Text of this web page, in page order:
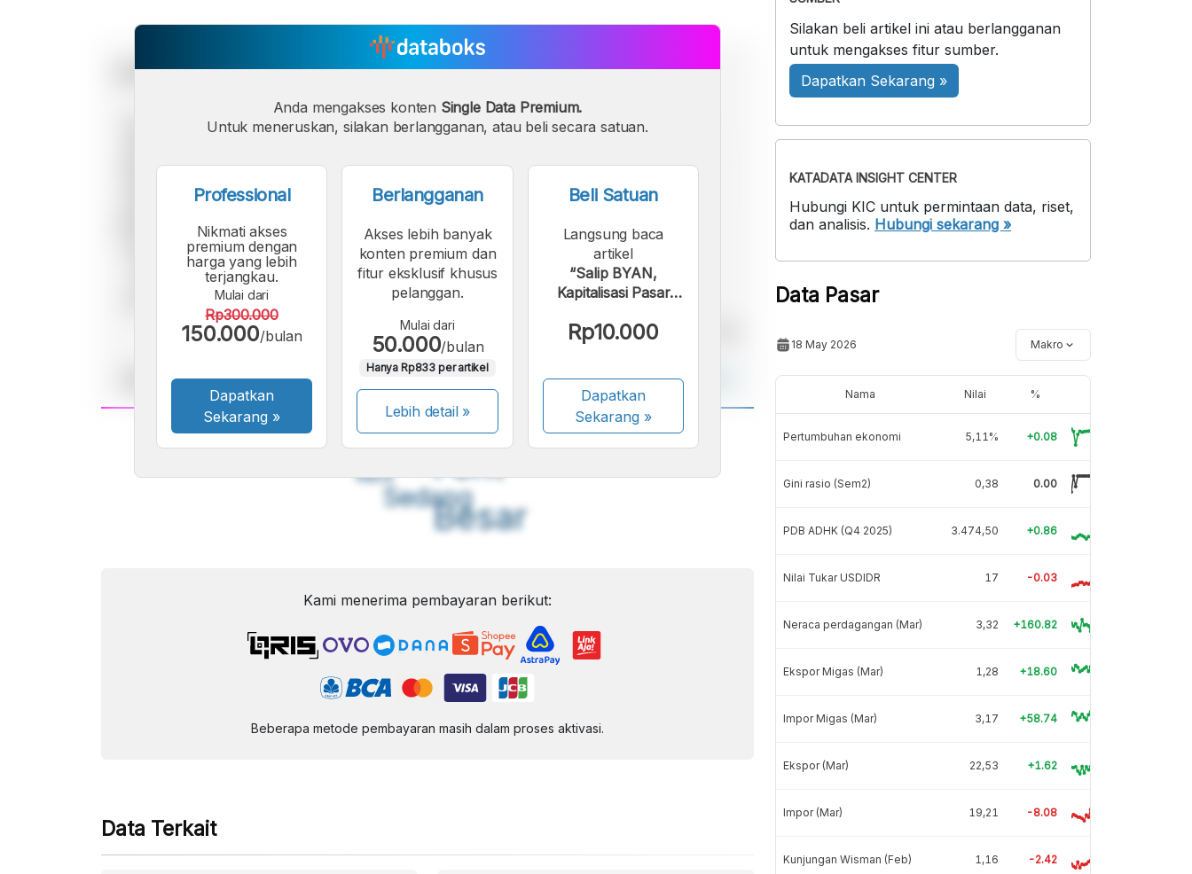
A
Font
Kecil
A
Sedang
A
Besar
Anda mengakses konten Single Data Premium.
Untuk meneruskan, silakan berlangganan, atau beli secara satuan.
Professional
Nikmati akses
premium dengan
harga yang lebih
terjangkau.
Mulai dari
Rp300.000
150.000/bulan
Dapatkan
Sekarang »
Berlangganan
Akses lebih banyak
konten premium dan
fitur eksklusif khusus
pelanggan.
Mulai dari
50.000/bulan
Hanya Rp833 per artikel
Lebih detail »
Beli Satuan
Langsung baca
artikel
“Salip BYAN,
Kapitalisasi Pasar
Besar BEI Akhir
Rp10.000
Dapatkan
Sekarang»
Kami menerima pembayaran berikut:
Beberapa metode pembayaran masih dalam proses aktivasi.
Data Terkait
Silakan beli artikel ini atau berlangganan
untuk mengakses fitur sumber.
Dapatkan Sekarang »
KATADATA INSIGHT CENTER
Hubungi KIC untuk permintaan data, riset,
dan analisis. Hubungi sekarang »
Data Pasar
18 May 2026 Makro
Nama Nilai %
Pertumbuhan ekonomi 5,11% +0.08
Gini rasio (Sem2) 0,38 0.00
PDB ADHK (Q4 2025) 3.474,50 +0.86
Nilai Tukar USDIDR 17 -0.03
Neraca perdagangan (Mar) 3,32 +160.82
Ekspor Migas (Mar) 1,28 +18.60
Impor Migas (Mar) 3,17 +58.74
Ekspor (Mar) 22,53 +1.62
Impor (Mar) 19,21 -8.08
Kunjungan Wisman (Feb) 1,16 -2.42